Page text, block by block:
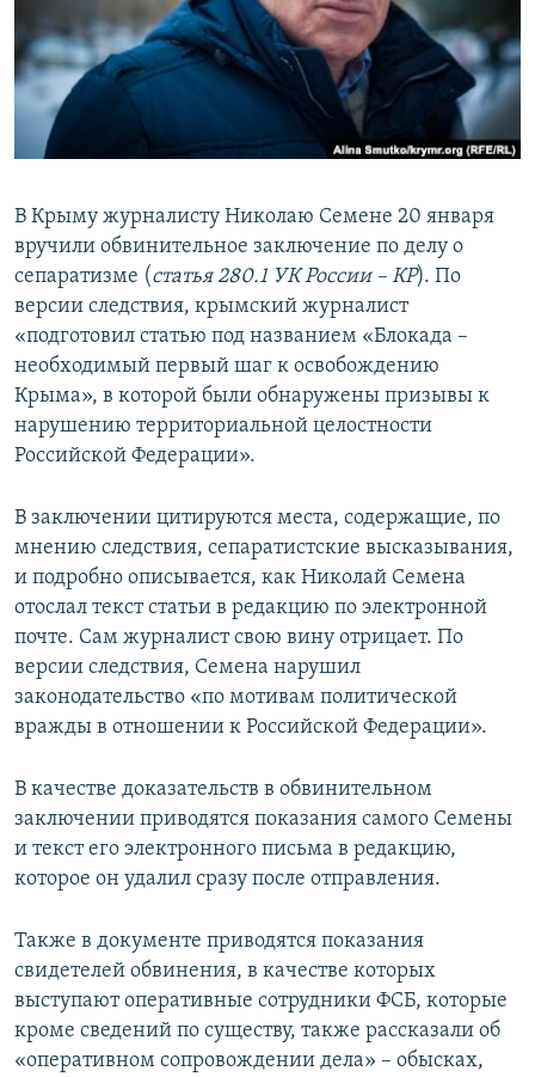
ПОБЕДИТЕЛЕЙ НЕ СУДЯТ?
КРЫМ.НЕПОКОРЕННЫЙ
ELIFBE
УКРАИНСКАЯ ПРОБЛЕМА КРЫМА
ПРИСОЕДИНЯЙТЕСЬ!
В Крыму журналисту Николаю Семене 20 января
вручили обвинительное заключение по делу о
сепаратизме (статья 280.1 УК России – КР). По
версии следствия, крымский журналист
«подготовил статью под названием «Блокада –
необходимый первый шаг к освобождению
Крыма», в которой были обнаружены призывы к
нарушению территориальной целостности
Российской Федерации».
В заключении цитируются места, содержащие, по
мнению следствия, сепаратистские высказывания,
и подробно описывается, как Николай Семена
отослал текст статьи в редакцию по электронной
почте. Сам журналист свою вину отрицает. По
версии следствия, Семена нарушил
законодательство «по мотивам политической
вражды в отношении к Российской Федерации».
В качестве доказательств в обвинительном
заключении приводятся показания самого Семены
и текст его электронного письма в редакцию,
которое он удалил сразу после отправления.
Также в документе приводятся показания
свидетелей обвинения, в качестве которых
выступают оперативные сотрудники ФСБ, которые
кроме сведений по существу, также рассказали об
«оперативном сопровождении дела» – обысках,